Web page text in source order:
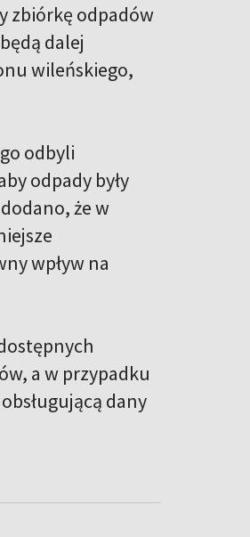
zbiórkę odpadów
dalej
wileńskiego,
odbyli
odpady były
że w
wpływ na
a w przypadku
dany